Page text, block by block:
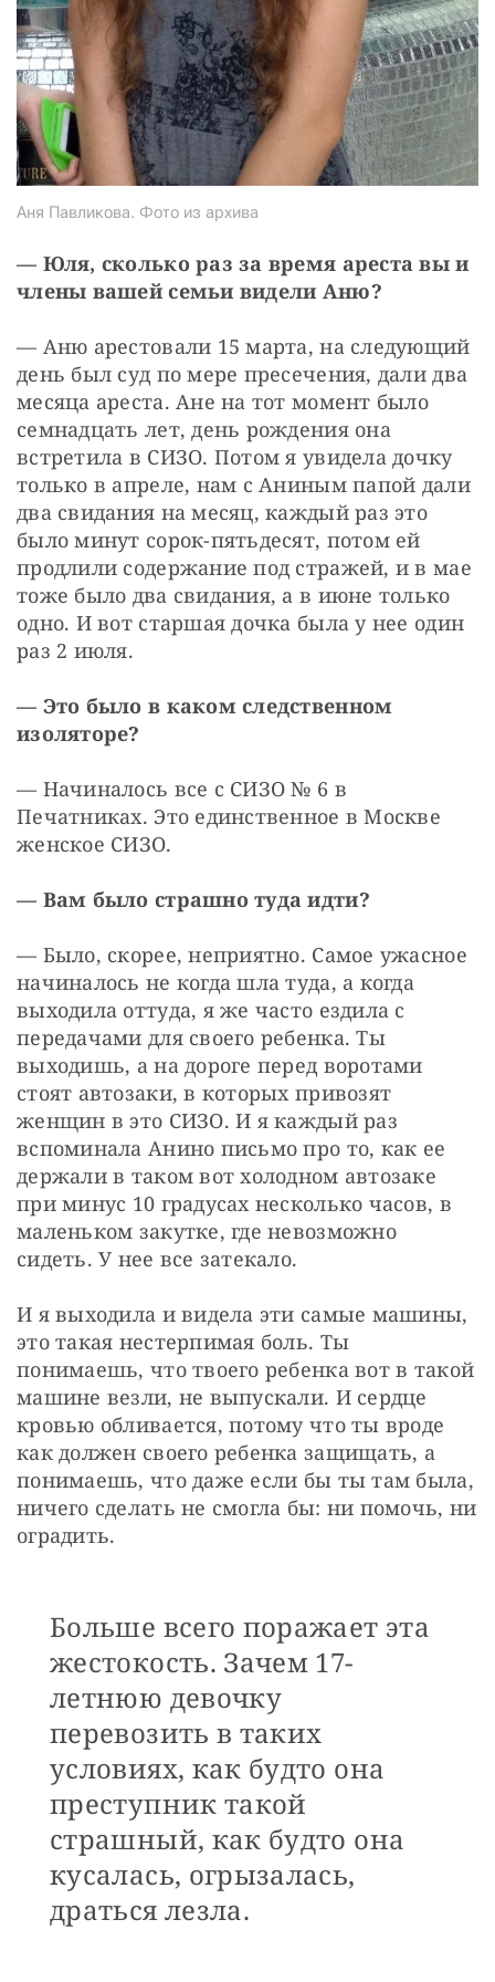
Аня Павликова. Фото из архива
— Юля, сколько раз за время ареста вы и
члены вашей семьи видели Аню?
— Аню арестовали 15 марта, на следующий
день был суд по мере пресечения, дали два
месяца ареста. Ане на тот момент было
семнадцать лет, день рождения она
встретила в СИЗО. Потом я увидела дочку
только в апреле, нам с Аниным папой дали
два свидания на месяц, каждый раз это
было минут сорок-пятьдесят, потом ей
продлили содержание под стражей, и в мае
тоже было два свидания, а в июне только
одно. И вот старшая дочка была у нее один
раз 2 июля.
— Это было в каком следственном
изоляторе?
— Начиналось все с СИЗО № 6 в
Печатниках. Это единственное в Москве
женское СИЗО.
— Вам было страшно туда идти?
— Было, скорее, неприятно. Самое ужасное
начиналось не когда шла туда, а когда
выходила оттуда, я же часто ездила с
передачами для своего ребенка. Ты
выходишь, а на дороге перед воротами
стоят автозаки, в которых привозят
женщин в это СИЗО. И я каждый раз
вспоминала Анино письмо про то, как ее
держали в таком вот холодном автозаке
при минус 10 градусах несколько часов, в
маленьком закутке, где невозможно
сидеть. У нее все затекало.
И я выходила и видела эти самые машины,
это такая нестерпимая боль. Ты
понимаешь, что твоего ребенка вот в такой
машине везли, не выпускали. И сердце
кровью обливается, потому что ты вроде
как должен своего ребенка защищать, а
понимаешь, что даже если бы ты там была,
ничего сделать не смогла бы: ни помочь, ни
оградить.
Больше всего поражает эта
жестокость. Зачем 17-
летнюю девочку
перевозить в таких
условиях, как будто она
преступник такой
страшный, как будто она
кусалась, огрызалась,
драться лезла.